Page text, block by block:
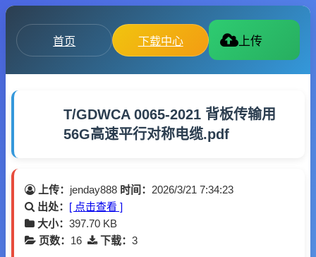
首页 下载中心 上传
T/GDWCA 0065-2021 背板传输用
56G高速平行对称电缆.pdf
上传： jenday888 时间： 2026/3/21 7:34:23
出处： [ 点击查看 ]
大小： 397.70 KB
页数： 16 下载： 3